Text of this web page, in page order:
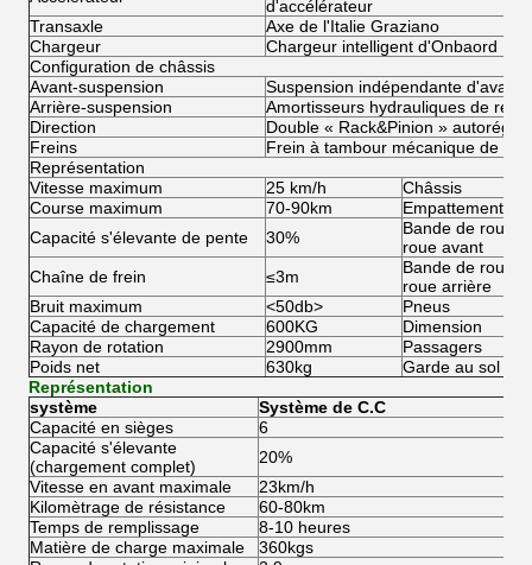
d'accélérateur
Transaxle
Axe de l'Italie Graziano
Chargeur
Chargeur intelligent d'Onbaord
Configuration de châssis
Avant-suspension
Suspension indépendante d'avant
Arrière-suspension
Amortisseurs hydrauliques de
Direction
Double « Rack&Pinion »
Freins
Frein à tambour mécanique de
Représentation
Vitesse maximum
25 km/h
Châssis
Course maximum
70-90km
Empattement
Capacité s'élevante de pente
30%
Bande de
roue avant
Chaîne de frein
≤3m
Bande de
roue arrière
Bruit maximum
<50db>
Pneus
Capacité de chargement
600KG
Dimension
Rayon de rotation
2900mm
Passagers
Poids net
630kg
Garde au sol
Représentation
système
Système de C.C
Capacité en sièges
6
Capacité s'élevante
(chargement complet)
20%
Vitesse en avant maximale
23km/h
Kilomètrage de résistance
60-80km
Temps de remplissage
8-10 heures
Matière de charge maximale
360kgs